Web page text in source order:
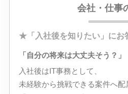
会社・仕事
★「入社後を知りたい」にお
「自分の将来は大丈夫そう？」
入社後はIT事務として、
未経験から挑戦できる案件へ配